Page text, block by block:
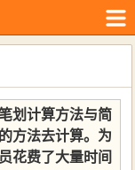
划计算方法与简
方法去计算。为
花费了大量时间